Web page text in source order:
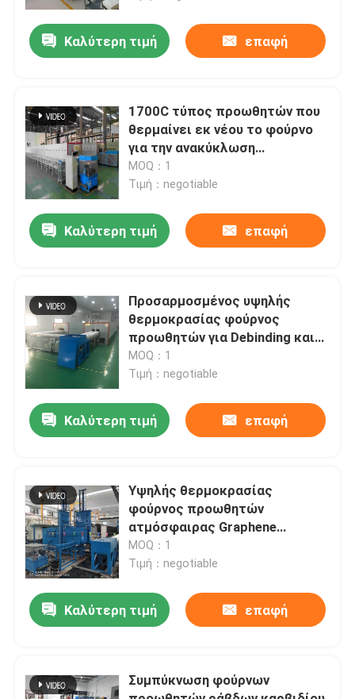
Σπίτι
Περίπου εμείς
Γύρος εργοστασίων
Ποιοτικός έλεγχος
Ειδήσεις
Περιπτώσεις
Ζητήστε ένα απόσπασμα
Φούρνος ώθησης
Καλύτερη τιμή επαφή
1700C τύπος προωθητών που
θερμαίνει εκ νέου το φούρνο
για την ανακύκλωση
παλιοσίδερου
MOQ：1
Τιμή：negotiable
Καλύτερη τιμή επαφή
Προσαρμοσμένος υψηλής
θερμοκρασίας φούρνος
προωθητών για Debinding και
τη συμπύκνωση των κεραμικών
δομικών μερών
MOQ：1
Τιμή：negotiable
Καλύτερη τιμή επαφή
Υψηλής θερμοκρασίας
φούρνος προωθητών
ατμόσφαιρας Graphene
συμπυκνώνοντας
MOQ：1
Τιμή：negotiable
Καλύτερη τιμή επαφή
Συμπύκνωση φούρνων